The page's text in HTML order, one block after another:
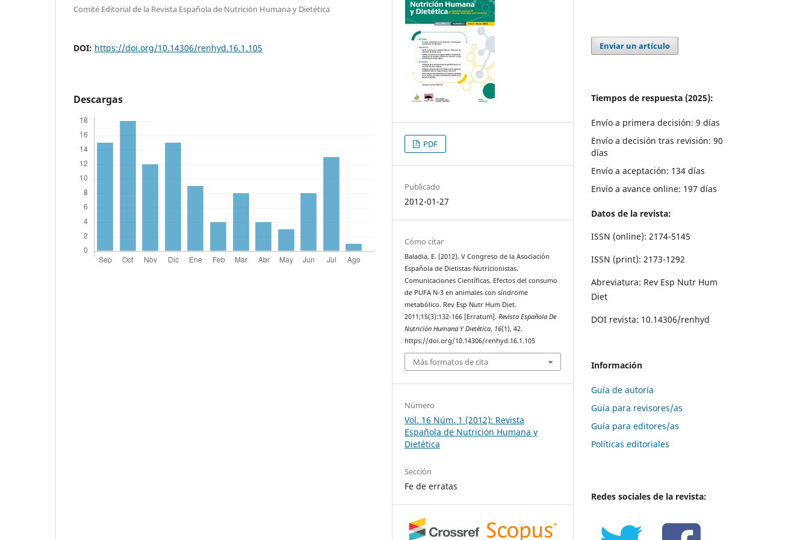
Comité Editorial de la Revista Española de Nutrición Humana y Dietética
DOI: https://doi.org/10.14306/renhyd.16.1.105
Descargas
PDF
Publicado
2012-01-27
Cómo citar
Baladia, E. (2012). V Congreso de la Asociación
Española de Dietistas-Nutricionistas.
Comunicaciones Científicas. Efectos del consumo
de PUFA N-3 en animales con síndrome
metabólico. Rev Esp Nutr Hum Diet.
2011;15(3):132-166 [Erratum].Revista Española De
Nutrición Humana Y Dietética, 16(1), 42.
https://doi.org/10.14306/renhyd.16.1.105
Más formatos de cita
Número
Vol. 16 Núm. 1 (2012): Revista
Española de Nutrición Humana y
Dietética
Sección
Fe de erratas
Enviar un artículo
Tiempos de respuesta (2025):
Envío a primera decisión: 9 días
Envío a decisión tras revisión: 90
días
Envío a aceptación: 134 días
Envío a avance online: 197 días
Datos de la revista:
ISSN (online): 2174-5145
ISSN (print): 2173-1292
Abreviatura: Rev Esp Nutr Hum
Diet
DOI revista: 10.14306/renhyd
Información
Guía de autoría
Guía para revisores/as
Guía para editores/as
Políticas editoriales
Redes sociales de la revista: